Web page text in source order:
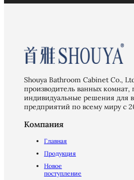
Shouya Bathroom Cabinet Co.,
производитель ванных
индивидуальные решения для
предприятий по всему миру с
Компания
Главная
Продукция
Новое
поступление